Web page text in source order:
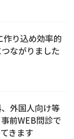
り込め効率的
ながりました
外国人向け等
前WEB問診で
きます